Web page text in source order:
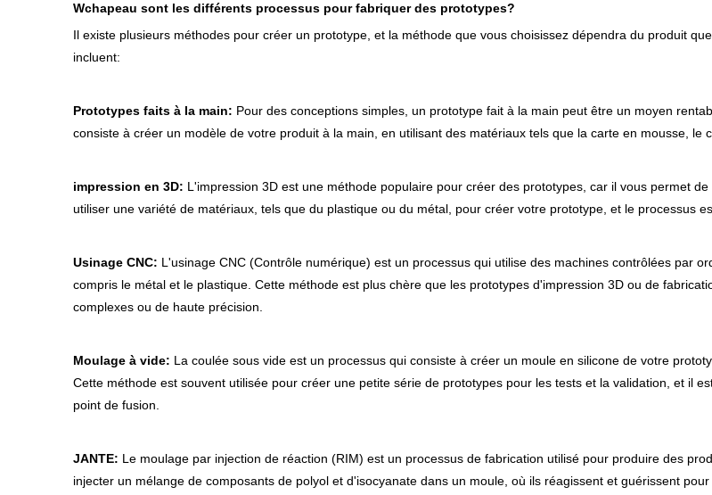
Wchapeau sont les différents processus pour fabriquer des prototypes?
Il existe plusieurs méthodes pour créer un prototype, et la méthode que vous choisissez dépendra du produit
incluent:
Prototypes faits à la main: Pour des conceptions simples, un prototype fait à la main peut être un moyen
consiste à créer un modèle de votre produit à la main, en utilisant des matériaux tels que la carte en mousse, le
impression en 3D: L'impression 3D est une méthode populaire pour créer des prototypes, car il vous permet
utiliser une variété de matériaux, tels que du plastique ou du métal, pour créer votre prototype, et le processus
Usinage CNC: L'usinage CNC (Contrôle numérique) est un processus qui utilise des machines contrôlées par
compris le métal et le plastique. Cette méthode est plus chère que les prototypes d'impression 3D ou de
complexes ou de haute précision.
Moulage à vide: La coulée sous vide est un processus qui consiste à créer un moule en silicone de votre
Cette méthode est souvent utilisée pour créer une petite série de prototypes pour les tests et la validation, et il
point de fusion.
JANTE: Le moulage par injection de réaction (RIM) est un processus de fabrication utilisé pour produire des
injecter un mélange de composants de polyol et d'isocyanate dans un moule, où ils réagissent et guérissent